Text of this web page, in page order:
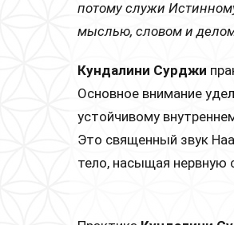
потому служи
мыслью, словом и
Кундалини Сурджи
Основное внимание
устойчивому
Это священный звук
тело, насыщая нервную